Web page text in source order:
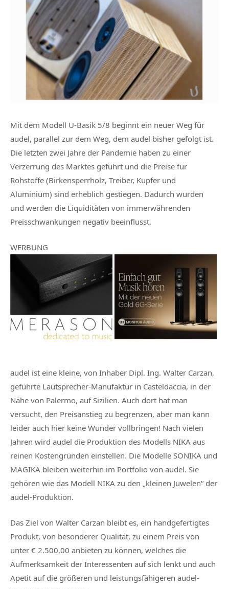
Mit dem Modell U-Basik 5/8 beginnt ein neuer Weg für
audel, parallel zur dem Weg, dem audel bisher gefolgt ist.
Die letzten zwei Jahre der Pandemie haben zu einer
Verzerrung des Marktes geführt und die Preise für
Rohstoffe (Birkensperrholz, Treiber, Kupfer und
Aluminium) sind erheblich gestiegen. Dadurch wurden
und werden die Liquiditäten von immerwährenden
Preisschwankungen negativ beeinflusst.
WERBUNG
audel ist eine kleine, von Inhaber Dipl. Ing. Walter Carzan,
geführte Lautsprecher-Manufaktur in Casteldaccia, in der
Nähe von Palermo, auf Sizilien. Auch dort hat man
versucht, den Preisanstieg zu begrenzen, aber man kann
leider auch hier keine Wunder vollbringen! Nach vielen
Jahren wird audel die Produktion des Modells NIKA aus
reinen Kostengründen einstellen. Die Modelle SONIKA und
MAGIKA bleiben weiterhin im Portfolio von audel. Sie
gehören wie das Modell NIKA zu den „kleinen Juwelen“ der
audel-Produktion.
Das Ziel von Walter Carzan bleibt es, ein handgefertigtes
Produkt, von besonderer Qualität, zu einem Preis von
unter € 2.500,00 anbieten zu können, welches die
Aufmerksamkeit der Interessenten auf sich lenkt und auch
Apetit auf die größeren und leistungsfähigeren audel-